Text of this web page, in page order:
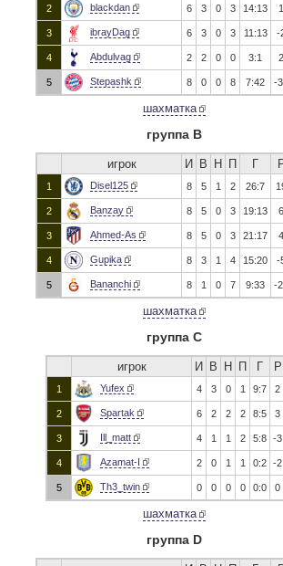
2 blackdan 6 3 0 3 14:13 1
3 ibrayDag 6 3 0 3 11:13 -
4 Abdulvag 2 2 0 0 3:1 2
5 Stepashk 8 0 0 8 7:42 -
шахматка
группа B
игрок И В Н П Г
1 Disel125 8 5 1 2 26:7
2 Banzay 8 5 0 3 19:13 6
3 Ahmed-As 8 5 0 3 21:17 4
4 Gupika 8 3 1 4 15:20 -
5 Bananchi 8 1 0 7 9:33 -
шахматка
группа C
игрок И В Н П Г Р
1 Yufex 4 3 0 1 9:7 2
2 Spartak 6 2 2 2 8:5 3
3 Ill_matt 4 1 1 2 5:8 -3
4 Azamat-I 2 0 1 1 0:2 -2
5 Th3_twin 0 0 0 0 0:0 0
шахматка
группа D